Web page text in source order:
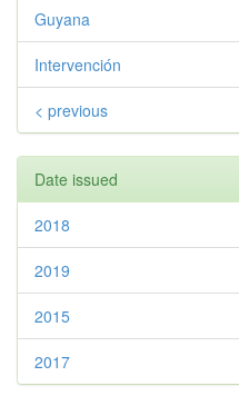
Guyana
Intervención
< previous
Date issued
2018
2019
2015
2017